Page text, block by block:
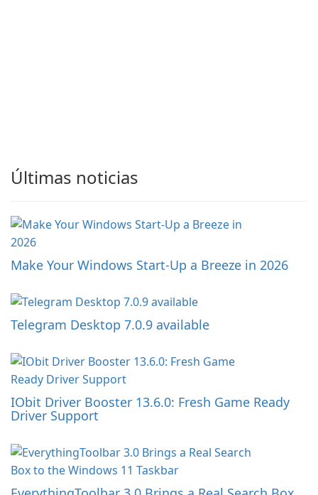
Últimas noticias
Make Your Windows Start-Up a Breeze in 2026
Telegram Desktop 7.0.9 available
IObit Driver Booster 13.6.0: Fresh Game Ready
Driver Support